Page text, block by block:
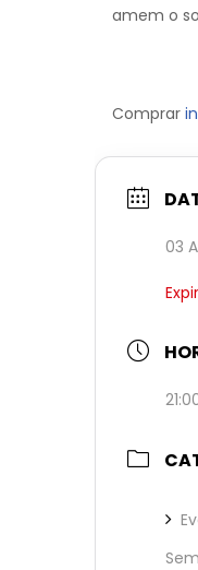
amem o
Comprar
03